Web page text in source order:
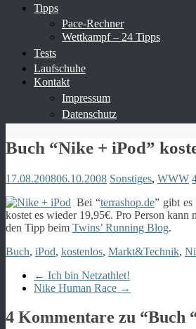
Tipps
Pace-Rechner
Wettkampf – 24 Tipps
Tests
Laufschuhe
Kontakt
Impressum
Datenschutz
Buch “Nike + iPod”
17.08.200806.10.2008 Sonstiges, WWW
Bei “terrashop.de” gibt es
kostet es wieder 19,95€. Pro Person
den Tipp beim Twins’ Running Blog.
Buch, iPod, kostenlos, Markt&Technik,
← Ich bin Netzathlet!
Nike Human Race →
4 Kommentare zu “Buch